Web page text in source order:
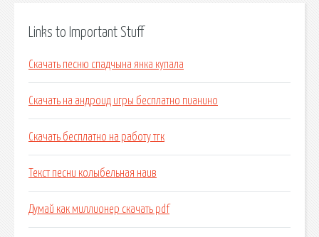
Links to Important Stuff
Скачать песню спадчына янка купала
Скачать на андроид игры бесплатно пианино
Скачать бесплатно на работу тгк
Текст песни колыбельная наив
Думай как миллионер скачать pdf